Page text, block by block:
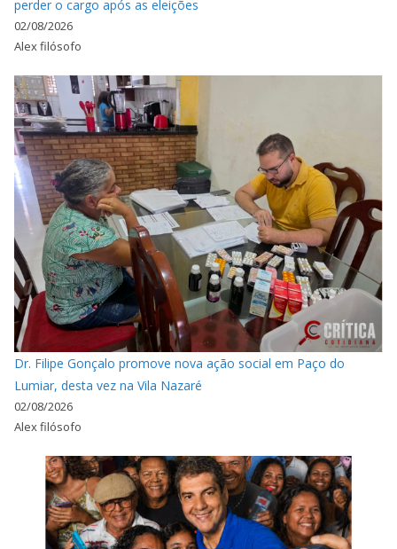
perder o cargo após as eleições
02/08/2026
Alex filósofo
Dr. Filipe Gonçalo promove nova ação social em Paço do
Lumiar, desta vez na Vila Nazaré
02/08/2026
Alex filósofo